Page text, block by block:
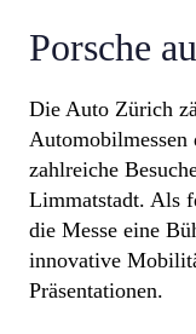
Porsche
Die Auto Zürich
Automobilmessen
zahlreiche
Limmatstadt. Als
die Messe eine
innovative
Präsentationen.